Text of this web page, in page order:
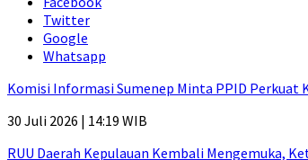
Twitter
Google
Whatsapp
Komisi Informasi Sumenep Minta PPID
30 Juli 2026 | 14:19 WIB
RUU Daerah Kepulauan Kembali Mengemuka,